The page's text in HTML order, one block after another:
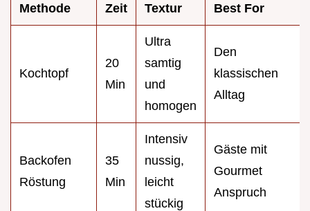
Methode Zeit Textur Best For
Kochtopf
20
Min
Ultra
samtig
und
homogen
Den
klassischen
Alltag
Backofen
Röstung
35
Min
Intensiv
nussig,
leicht
stückig
Gäste mit
Gourmet
Anspruch